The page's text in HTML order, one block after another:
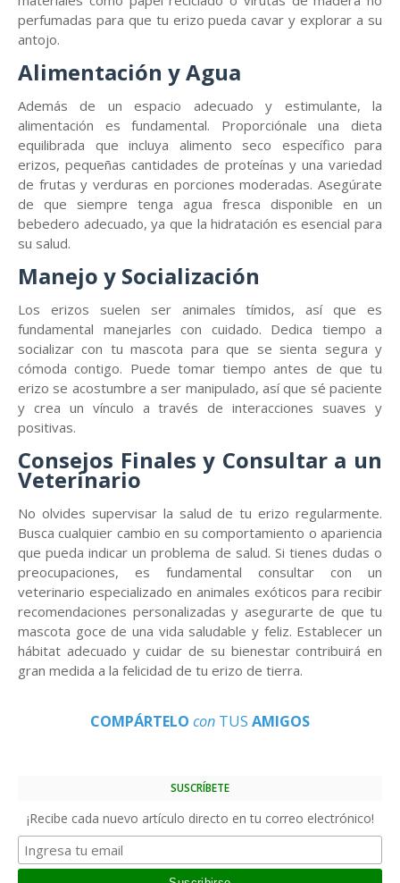
perfumadas para que tu erizo pueda cavar y explorar a su
antojo.
Alimentación y Agua
Además de un espacio adecuado y estimulante, la
alimentación es fundamental. Proporciónale una dieta
equilibrada que incluya alimento seco específico para
erizos, pequeñas cantidades de proteínas y una variedad
de frutas y verduras en porciones moderadas. Asegúrate
de que siempre tenga agua fresca disponible en un
bebedero adecuado, ya que la hidratación es esencial para
su salud.
Manejo y Socialización
Los erizos suelen ser animales tímidos, así que es
fundamental manejarles con cuidado. Dedica tiempo a
socializar con tu mascota para que se sienta segura y
cómoda contigo. Puede tomar tiempo antes de que tu
erizo se acostumbre a ser manipulado, así que sé paciente
y crea un vínculo a través de interacciones suaves y
positivas.
Consejos Finales y Consultar a un
Veterinario
No olvides supervisar la salud de tu erizo regularmente.
Busca cualquier cambio en su comportamiento o apariencia
que pueda indicar un problema de salud. Si tienes dudas o
preocupaciones, es fundamental consultar con un
veterinario especializado en animales exóticos para recibir
recomendaciones personalizadas y asegurarte de que tu
mascota goce de una vida saludable y feliz. Establecer un
hábitat adecuado y cuidar de su bienestar contribuirá en
gran medida a la felicidad de tu erizo de tierra.
COMPÁRTELO con TUS AMIGOS
SUSCRÍBETE
¡Recibe cada nuevo artículo directo en tu correo electrónico!